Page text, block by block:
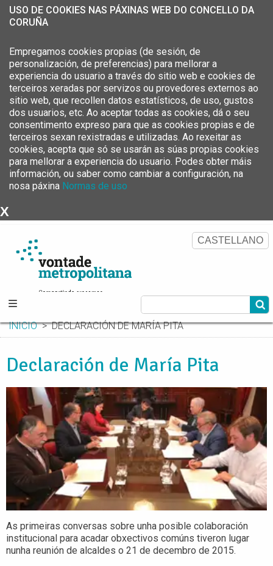
USO DE COOKIES NAS PÁXINAS WEB DO CONCELLO DA
CORUÑA
Empregamos cookies propias (de sesión, de
personalización, de preferencias) para mellorar a
experiencia do usuario a través do sitio web e cookies de
terceiros xeradas por servizos ou provedores externos ao
sitio web, que recollen datos estatísticos, de uso, gustos
dos usuarios, etc. Ao aceptar todas as cookies, dá o seu
consentimento expreso para que as cookies propias e de
terceiros sexan rexistradas e utilizadas. Ao rexeitar as
cookies, acepta que só se usarán as súas propias cookies
para mellorar a experiencia do usuario. Podes obter máis
información, ou saber como cambiar a configuración, na
nosa páxina Normas de uso
X
CASTELLANO
INICIO DECLARACIÓN DE MARÍA PITA
Declaración de María Pita
As primeiras conversas sobre unha posible colaboración
institucional para acadar obxectivos comúns tiveron lugar
nunha reunión de alcaldes o 21 de decembro de 2015.